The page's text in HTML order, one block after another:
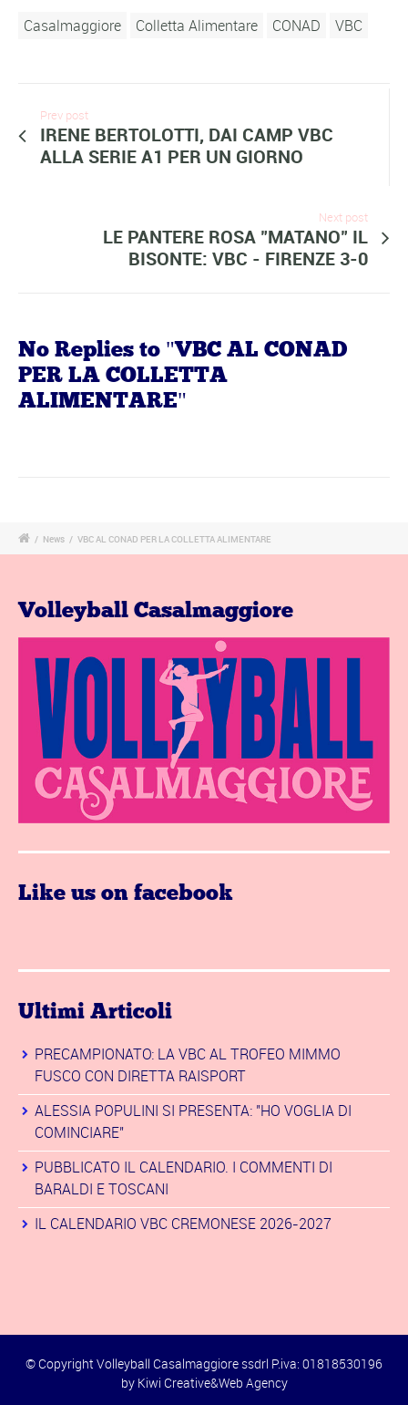
Casalmaggiore Colletta Alimentare CONAD VBC
Prev post
IRENE BERTOLOTTI, DAI CAMP VBC
ALLA SERIE A1 PER UN GIORNO
Next post
LE PANTERE ROSA "MATANO" IL
BISONTE: VBC - FIRENZE 3-0
No Replies to "VBC AL CONAD
PER LA COLLETTA
ALIMENTARE"
/ News / VBC AL CONAD PER LA COLLETTA ALIMENTARE
Volleyball Casalmaggiore
Like us on facebook
Ultimi Articoli
PRECAMPIONATO: LA VBC AL TROFEO MIMMO
FUSCO CON DIRETTA RAISPORT
ALESSIA POPULINI SI PRESENTA: "HO VOGLIA DI
COMINCIARE"
PUBBLICATO IL CALENDARIO. I COMMENTI DI
BARALDI E TOSCANI
IL CALENDARIO VBC CREMONESE 2026-2027
© Copyright Volleyball Casalmaggiore ssdrl P.iva: 01818530196
by Kiwi Creative&Web Agency